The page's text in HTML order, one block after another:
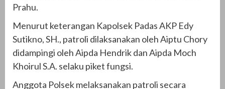
Prahu.
Menurut keterangan Kapolsek Padas AKP Edy
Sutikno, SH., patroli dilaksanakan oleh Aiptu Chory
didampingi oleh Aipda Hendrik dan Aipda Moch
Khoirul S.A. selaku piket fungsi.
Anggota Polsek melaksanakan patroli secara